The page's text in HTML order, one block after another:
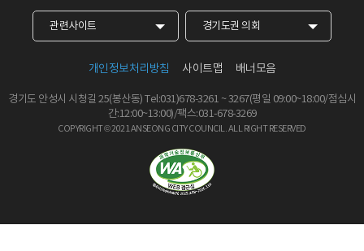
관련사이트 경기도권 의회
개인정보처리방침 사이트맵 배너모음
경기도 안성시 시청길 25(봉산동) Tel:031)678-3261 ~ 3267(평일 09:00~18:00/점심시
간:12:00~13:00)/팩스:031-678-3269
COPYRIGHT © 2021 ANSEONG CITY COUNCIL.ALL RIGHT RESERVED